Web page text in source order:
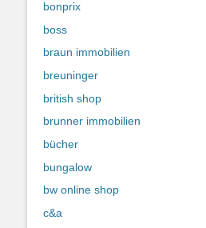
bonprix
boss
braun immobilien
breuninger
british shop
brunner immobilien
bücher
bungalow
bw online shop
c&a